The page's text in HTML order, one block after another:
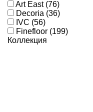
Art East (76)
Decoria (36)
IVC (56)
Finefloor (199)
Коллекция